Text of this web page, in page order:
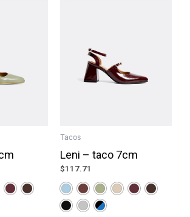
Tacos
Leni – taco 7cm
$117.71